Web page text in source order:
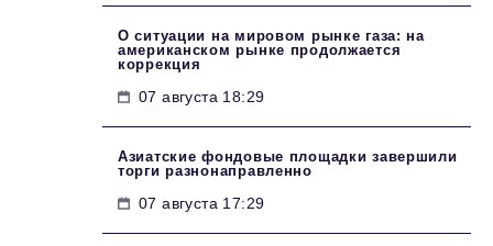
О ситуации на мировом рынке газа: на
американском рынке продолжается
коррекция
07 августа 18:29
Азиатские фондовые площадки завершили
торги разнонаправленно
07 августа 17:29